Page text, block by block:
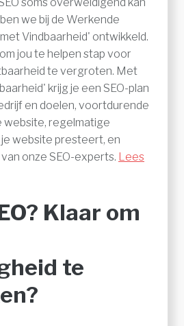
we bij de Werkende
Vindbaarheid' ontwikkeld.
jou te helpen stap voor
te vergroten. Met
krijg je een SEO-plan
en doelen, voortdurende
website, regelmatige
website presteert, en
onze SEO-experts. Lees
Klaar om
te